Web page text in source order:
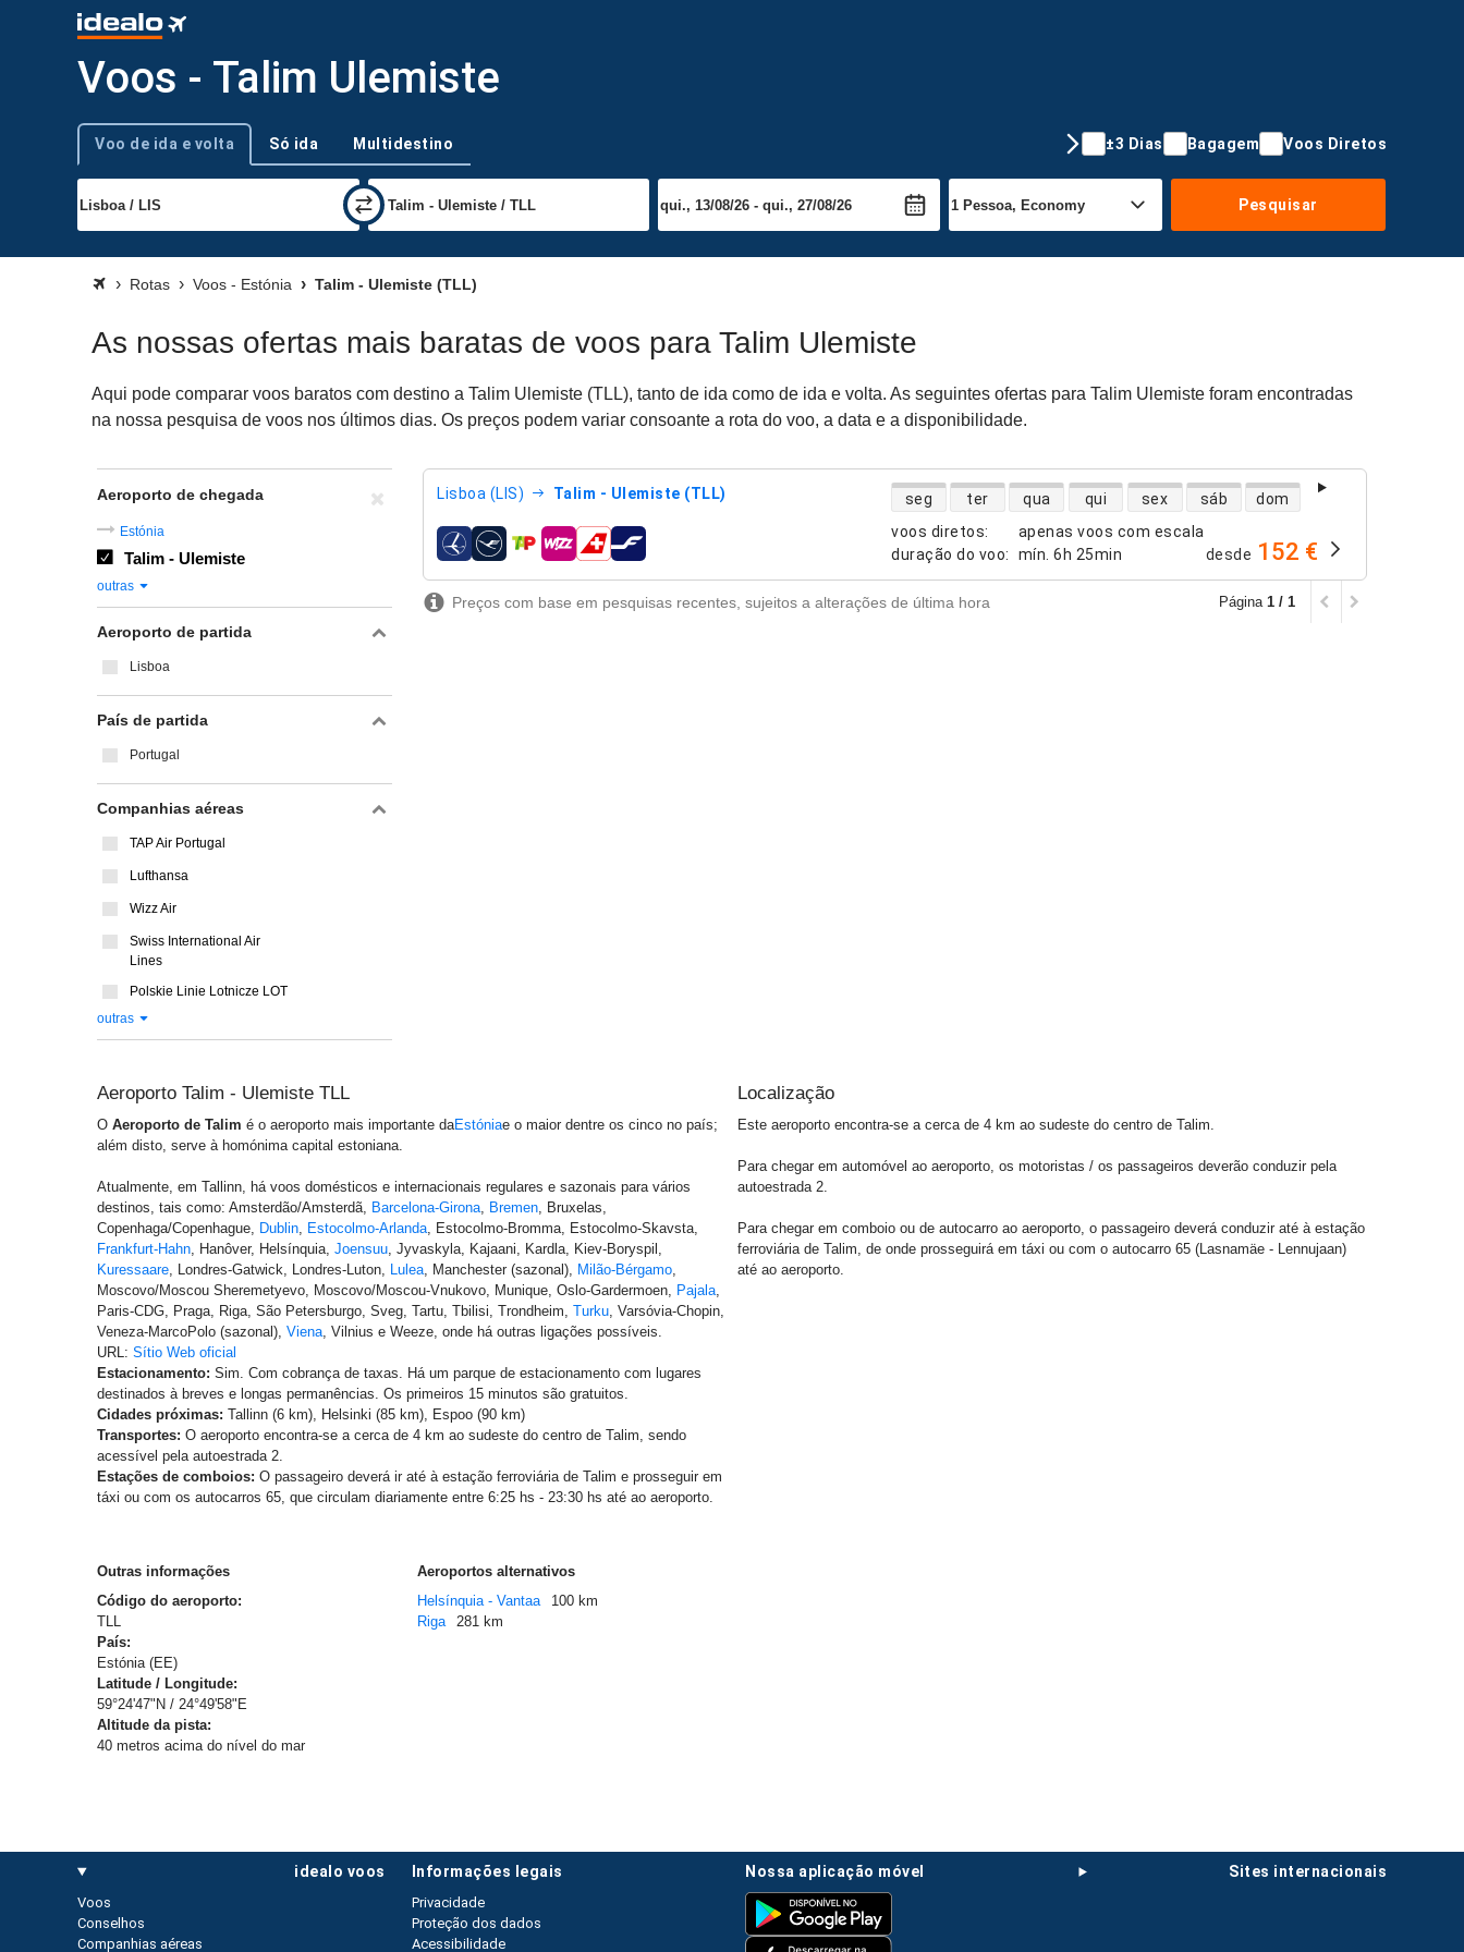
Voos - Talim Ulemiste
Tipo de viagem
Voo de ida e volta Só ida Multidestino ±3 Dias Bagagem Voos Diretos
Pesquisar
Rotas Voos - Estónia Talim - Ulemiste (TLL)
As nossas ofertas mais baratas de voos para Talim Ulemiste
Aqui pode comparar voos baratos com destino a Talim Ulemiste (TLL), tanto de ida como de ida e volta. As seguintes ofertas para Talim Ulemiste foram encontradas
na nossa pesquisa de voos nos últimos dias. Os preços podem variar consoante a rota do voo, a data e a disponibilidade.
Lisboa (LIS) Talim - Ulemiste (TLL)
voos diretos:
apenas voos com escala
duração do voo: mín. 6h 25min
disponibilidade de voos diretos
seg ter qua qui sex sáb dom
companhias aéreas desde 152 €
Preços com base em pesquisas recentes, sujeitos a alterações de última hora Página 1 / 1
Aeroporto de chegada
Estónia
Talim - Ulemiste
outras
Aeroporto de partida
Lisboa
País de partida
Portugal
Companhias aéreas
TAP Air Portugal
Lufthansa
Wizz Air
Swiss International Air
Lines
Polskie Linie Lotnicze LOT
outras
Aeroporto Talim - Ulemiste TLL
O Aeroporto de Talim é o aeroporto mais importante daEstóniae o maior dentre os cinco no país;
além disto, serve à homónima capital estoniana.
Atualmente, em Tallinn, há voos domésticos e internacionais regulares e sazonais para vários
destinos, tais como: Amsterdão/Amsterdã, Barcelona-Girona, Bremen, Bruxelas,
Copenhaga/Copenhague, Dublin, Estocolmo-Arlanda, Estocolmo-Bromma, Estocolmo-Skavsta,
Frankfurt-Hahn, Hanôver, Helsínquia, Joensuu, Jyvaskyla, Kajaani, Kardla, Kiev-Boryspil,
Kuressaare, Londres-Gatwick, Londres-Luton, Lulea, Manchester (sazonal), Milão-Bérgamo,
Moscovo/Moscou Sheremetyevo, Moscovo/Moscou-Vnukovo, Munique, Oslo-Gardermoen, Pajala,
Paris-CDG, Praga, Riga, São Petersburgo, Sveg, Tartu, Tbilisi, Trondheim, Turku, Varsóvia-Chopin,
Veneza-MarcoPolo (sazonal), Viena, Vilnius e Weeze, onde há outras ligações possíveis.
URL: Sítio Web oficial
Estacionamento: Sim. Com cobrança de taxas. Há um parque de estacionamento com lugares
destinados à breves e longas permanências. Os primeiros 15 minutos são gratuitos.
Cidades próximas: Tallinn (6 km), Helsinki (85 km), Espoo (90 km)
Transportes: O aeroporto encontra-se a cerca de 4 km ao sudeste do centro de Talim, sendo
acessível pela autoestrada 2.
Estações de comboios: O passageiro deverá ir até à estação ferroviária de Talim e prosseguir em
táxi ou com os autocarros 65, que circulam diariamente entre 6:25 hs - 23:30 hs até ao aeroporto.
Localização
Este aeroporto encontra-se a cerca de 4 km ao sudeste do centro de Talim.
Para chegar em automóvel ao aeroporto, os motoristas / os passageiros deverão conduzir pela
autoestrada 2.
Para chegar em comboio ou de autocarro ao aeroporto, o passageiro deverá conduzir até à estação
ferroviária de Talim, de onde prosseguirá em táxi ou com o autocarro 65 (Lasnamäe - Lennujaan)
até ao aeroporto.
Outras informações
Código do aeroporto:
TLL
País:
Estónia (EE)
Latitude / Longitude:
59°24'47"N / 24°49'58"E
Altitude da pista:
40 metros acima do nível do mar
Aeroportos alternativos
Helsínquia - Vantaa
100 km
Riga
281 km
idealo voos
Voos
Conselhos
Companhias aéreas
sites internacionais
nossa aplicação móvel
informações legais
Privacidade
Proteção dos dados
Acessibilidade